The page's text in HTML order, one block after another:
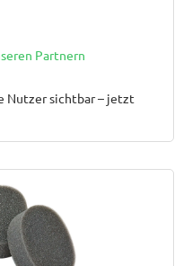
Partnern
Nutzer sichtbar – jetzt